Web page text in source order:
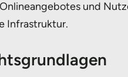
und
Infrastruktur.